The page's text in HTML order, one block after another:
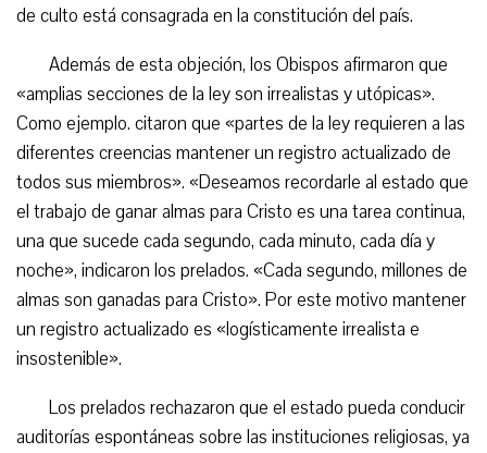
de culto está consagrada en la constitución del país.
Además de esta objeción, los Obispos afirmaron que
«amplias secciones de la ley son irrealistas y utópicas».
Como ejemplo. citaron que «partes de la ley requieren a las
diferentes creencias mantener un registro actualizado de
todos sus miembros». «Deseamos recordarle al estado que
el trabajo de ganar almas para Cristo es una tarea continua,
una que sucede cada segundo, cada minuto, cada día y
noche», indicaron los prelados. «Cada segundo, millones de
almas son ganadas para Cristo». Por este motivo mantener
un registro actualizado es «logísticamente irrealista e
insostenible».
Los prelados rechazaron que el estado pueda conducir
auditorías espontáneas sobre las instituciones religiosas, ya